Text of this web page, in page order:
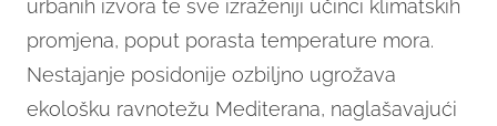
urbanih izvora te sve izraženiji učinci klimatskih
promjena, poput porasta temperature mora.
Nestajanje posidonije ozbiljno ugrožava
ekološku ravnotežu Mediterana, naglašavajući